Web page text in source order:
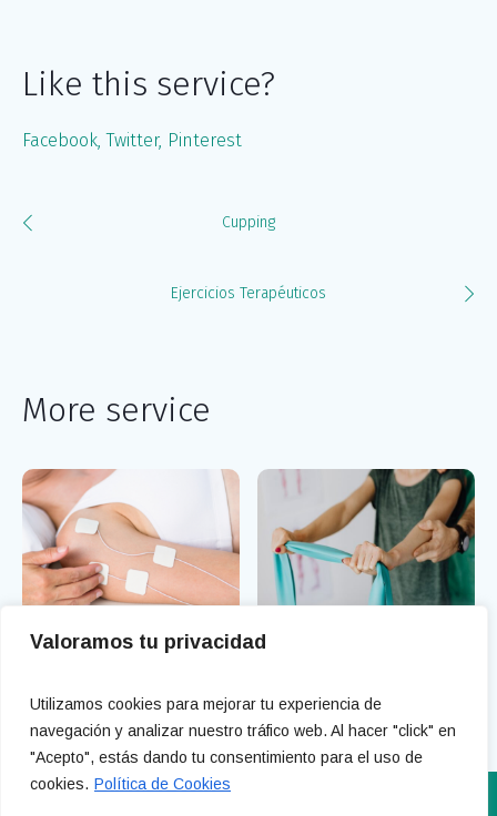
Valoramos tu privacidad
Utilizamos cookies para mejorar tu experiencia de
navegación y analizar nuestro tráfico web. Al hacer "click" en
"Acepto", estás dando tu consentimiento para el uso de
cookies. Política de Cookies
Like this service?
Facebook Twitter Pinterest
Cupping
Ejercicios Terapéuticos
More service
Electroterapia Ejercicios Terapéuticos